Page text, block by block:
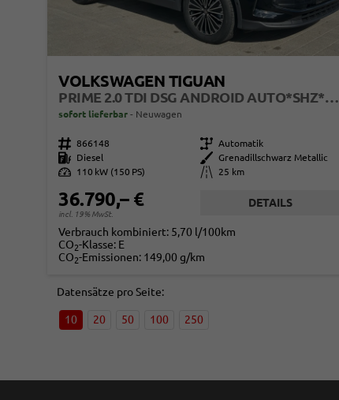
VOLKSWAGEN TIGUAN
PRIME 2.0 TDI DSG ANDROID AUTO*SHZ*18"*IQ DRIVE*360°*ACC*KEYLESS*LED PLUS*DESIGN PAKET
sofort lieferbar Neuwagen
Fahrzeugnr. 866148 Getriebe Automatik
Kraftstoff
Diesel Außenfarbe
Grenadillschwarz Metallic
Leistung
110 kW (150 PS) Kilometerstand 25 km
36.790,– €
incl. 19% MwSt.
DETAILS
Verbrauch kombiniert: 5,70 l/100km
CO2-Klasse: E
CO2-Emissionen: 149,00 g/km
Datensätze pro Seite:
10 20 50 100 250